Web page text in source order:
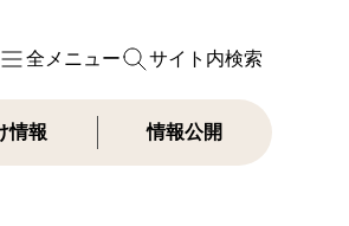
全メニュー サイト内検索
情報 情報公開